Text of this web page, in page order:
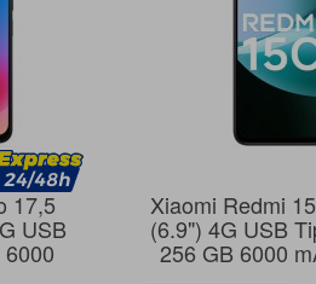
17,5
USB
Xiaomi Redmi
(6.9") 4G USB
256 GB 6000